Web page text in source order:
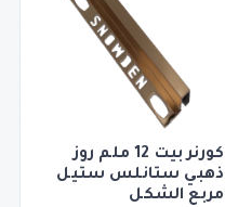
كورنر بيت 12 ملم روز
ذهبي ستانلس ستيل
مربع الشكل